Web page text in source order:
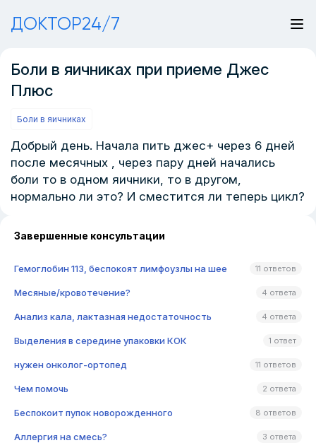
ДОКТОР24/7
Боли в яичниках при приеме Джес
Плюс
Боли в яичниках
Добрый день. Начала пить джес+ через 6 дней
после месячных , через пару дней начались
боли то в одном яичники, то в другом,
нормально ли это? И сместится ли теперь цикл?
Завершенные консультации
Гемоглобин 113, беспокоят лимфоузлы на шее 11 ответов
Месяные/кровотечение? 4 ответа
Анализ кала, лактазная недостаточность 4 ответа
Выделения в середине упаковки КОК 1 ответ
нужен онколог-ортопед 11 ответов
Чем помочь 2 ответа
Беспокоит пупок новорожденного 8 ответов
Аллергия на смесь? 3 ответа